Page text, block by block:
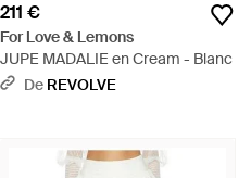
211 €
For Love & Lemons
JUPE MADALIE en Cream - Blanc
De REVOLVE